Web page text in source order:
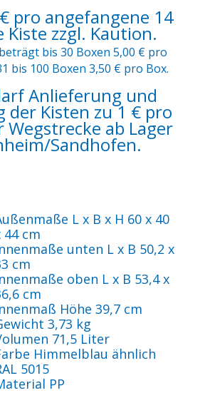
pro angefangene 14
Kiste zzgl. Kaution.
bis 30 Boxen 5,00 € pro
bis 100 Boxen 3,50 € pro Box.
Anlieferung und
der Kisten zu 1 € pro
Wegstrecke ab Lager
Sandhofen.
L x B x H 60 x 40
44 cm
unten L x B 50,2 x
cm
oben L x B 53,4 x
cm
Höhe 39,7 cm
3,73 kg
71,5 Liter
Himmelblau ähnlich
5015
PP